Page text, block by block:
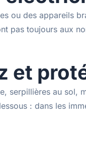
ou des appareils
pas toujours aux
et
serpillières au sol,
: dans les